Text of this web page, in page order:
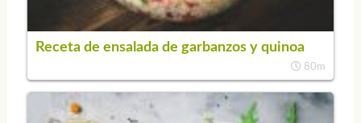
Receta de ensalada de garbanzos y quinoa
80m